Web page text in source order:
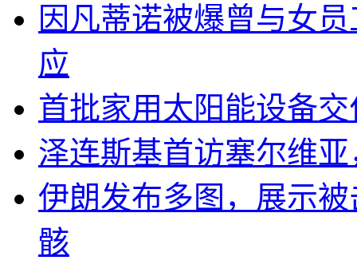
因凡蒂诺被爆曾与女
应
首批家用太阳能设备
泽连斯基首访塞尔维
伊朗发布多图，展示
骸